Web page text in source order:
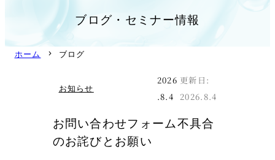
ブログ・セミナー情報
ホーム ブログ
お知らせ
2026
.8.4
2026.8.4
お問い合わせフォーム不具合
のお詫びとお願い